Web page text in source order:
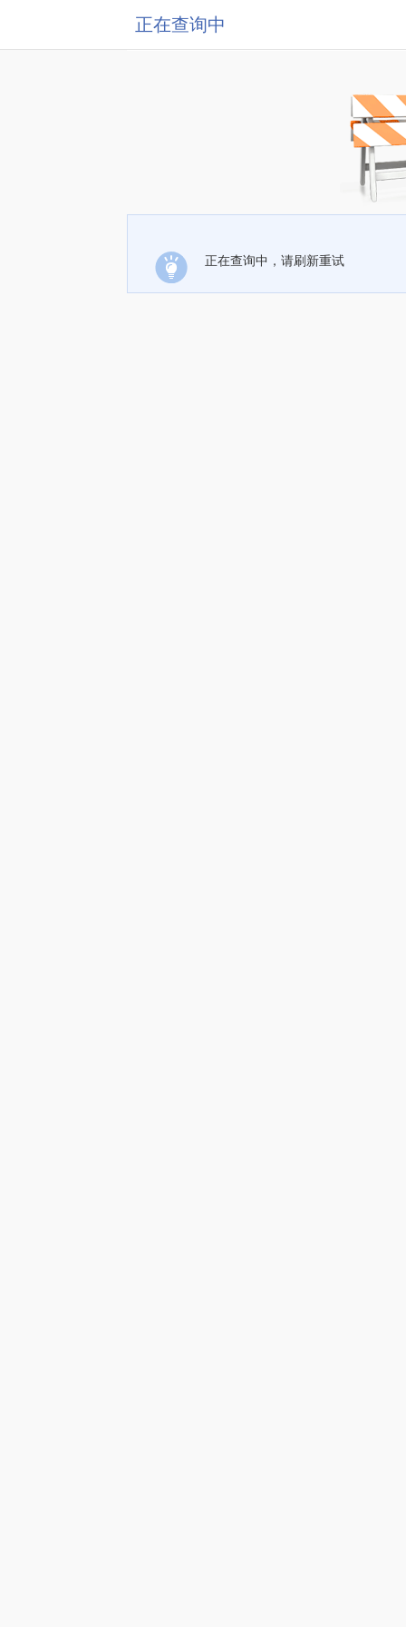
正在查询中
正在查询中，请刷新重试